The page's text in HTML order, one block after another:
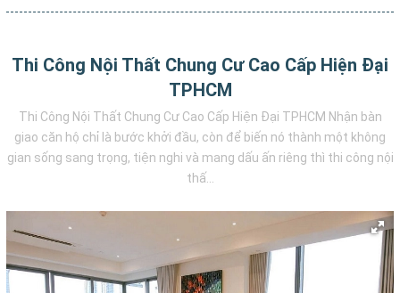
Thi Công Nội Thất Chung Cư Cao Cấp Hiện Đại
TPHCM
Thi Công Nội Thất Chung Cư Cao Cấp Hiện Đại TPHCM Nhận bàn
giao căn hộ chỉ là bước khởi đầu, còn để biến nó thành một không
gian sống sang trọng, tiện nghi và mang dấu ấn riêng thì thi công nội
thấ...